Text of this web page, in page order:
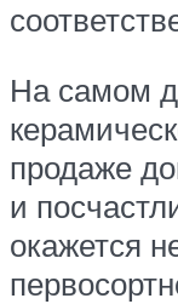
На самом
продаже
и
окажется